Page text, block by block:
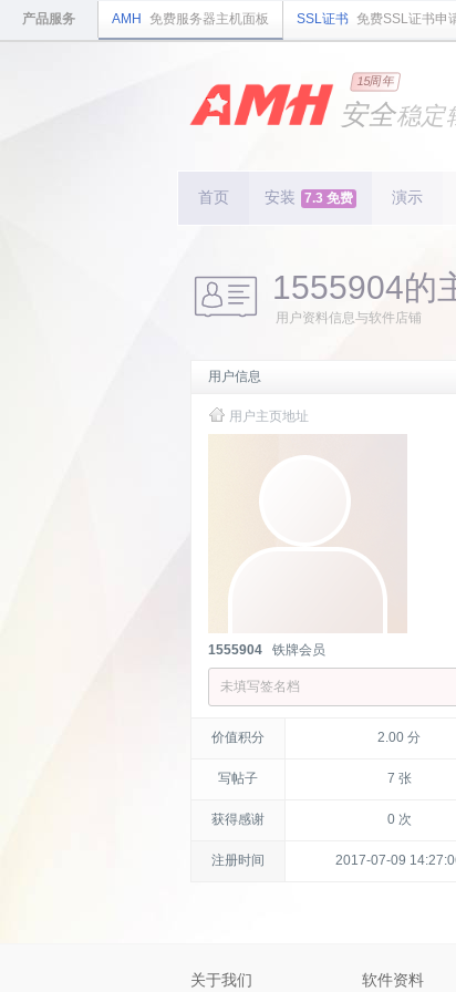
产品服务 AMH 免费服务器主机面板 SSL证书 免费SSL证书申
15周年
国内领先
安全稳定
首页 安装 7.3 免费 演示
1555904的
用户资料信息与软件店铺
用户信息
用户主页地址
1555904 铁牌会员
未填写签名档
价值积分 2.00 分
写帖子 7 张
获得感谢 0 次
注册时间 2017-07-09
关于我们 软件资料